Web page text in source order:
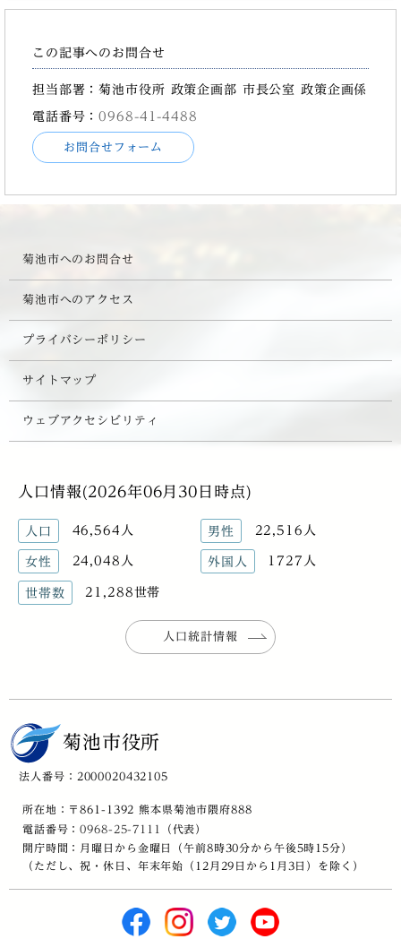
この記事へのお問合せ
担当部署：菊池市役所 政策企画部 市長公室 政策企画係
電話番号：0968-41-4488
お問合せフォーム
菊池市へのお問合せ
菊池市へのアクセス
プライバシーポリシー
サイトマップ
ウェブアクセシビリティ
人口情報(2026年06月30日時点)
人口 46,564人 男性 22,516人
女性 24,048人 外国人 1727人
世帯数 21,288世帯
人口統計情報
菊池市役所
法人番号：2000020432105
所在地：〒861-1392 熊本県菊池市隈府888
電話番号：0968-25-7111
（代表）
開庁時間：月曜日から金曜日（午前8時30分から午後5時15分）
（ただし、祝・休日、年末年始（12月29日から1月3日）を除く）